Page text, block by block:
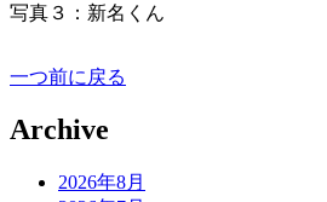
写真３：新名くん
一つ前に戻る
Archive
2026年8月